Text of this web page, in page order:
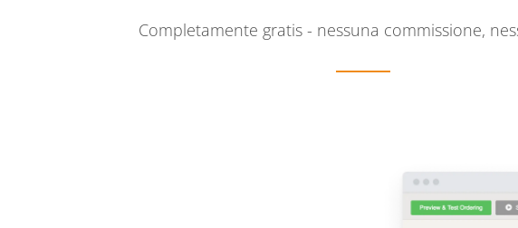
Completamente gratis - nessuna commissione,